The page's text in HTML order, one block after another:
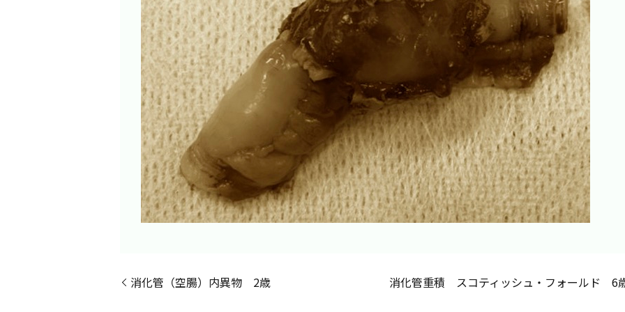
消化管（空腸）内異物 2歳 消化管重積 スコティッシュ・フォールド 6